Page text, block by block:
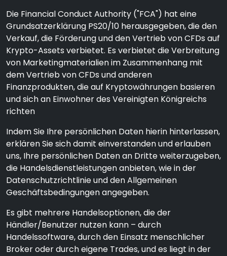
Die Financial Conduct Authority ("FCA") hat eine
Grundsatzerklärung PS20/10 herausgegeben, die den
Verkauf, die Förderung und den Vertrieb von CFDs auf
Krypto-Assets verbietet. Es verbietet die Verbreitung
von Marketingmaterialien im Zusammenhang mit
dem Vertrieb von CFDs und anderen
Finanzprodukten, die auf Kryptowährungen basieren
und sich an Einwohner des Vereinigten Königreichs
richten
Indem Sie Ihre persönlichen Daten hierin hinterlassen,
erklären Sie sich damit einverstanden und erlauben
uns, Ihre persönlichen Daten an Dritte weiterzugeben,
die Handelsdienstleistungen anbieten, wie in der
Datenschutzrichtlinie und den Allgemeinen
Geschäftsbedingungen angegeben.
Es gibt mehrere Handelsoptionen, die der
Händler/Benutzer nutzen kann – durch
Handelssoftware, durch den Einsatz menschlicher
Broker oder durch eigene Trades, und es liegt in der